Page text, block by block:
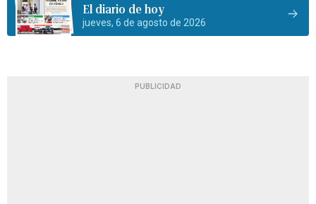
El diario de hoy
jueves, 6 de agosto de 2026
PUBLICIDAD